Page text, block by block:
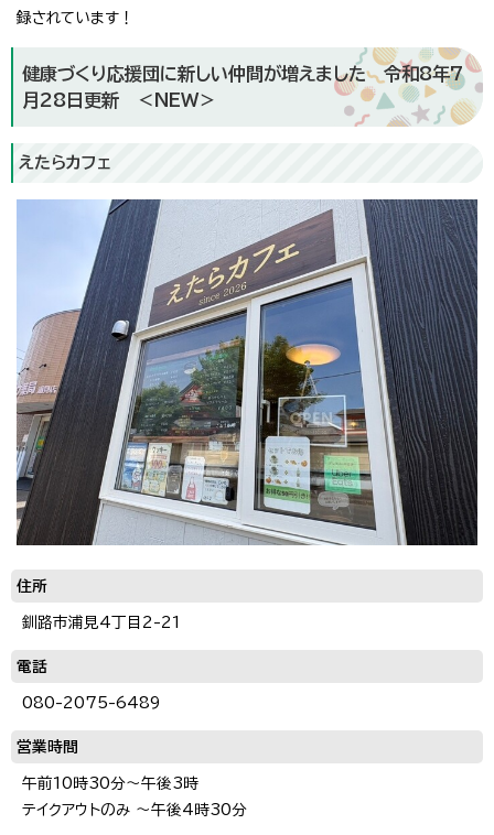
録されています！
健康づくり応援団に新しい仲間が増えました 令和8年7
月28日更新 ＜NEW＞
えたらカフェ
住所
釧路市浦見4丁目2-21
電話
080-2075-6489
営業時間
午前10時30分～午後3時
テイクアウトのみ ～午後4時30分